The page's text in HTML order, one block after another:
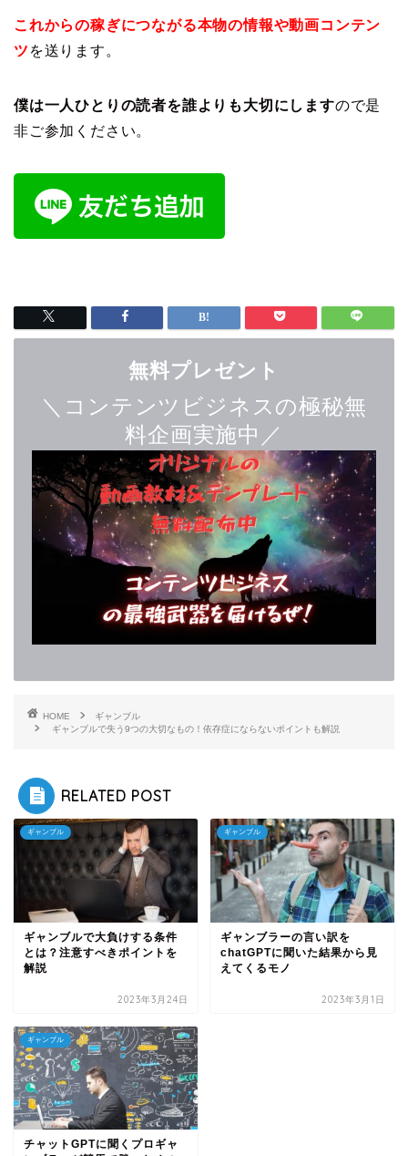
これからの稼ぎにつながる本物の情報や動画コンテン
ツ を送ります。
僕は一人ひとりの読者を誰よりも大切にしますので是
非ご参加ください。
無料プレゼント
＼コンテンツビジネスの極秘無
料企画実施中／
HOME
ギャンブル
ギャンブルで失う9つの大切なもの！依存症にならないポイントも解説
RELATED POST
ギャンブル
ギャンブルで大負けする条件
とは？注意すべきポイントを
解説
2023年3月24日
ギャンブル
ギャンブラーの言い訳を
chatGPTに聞いた結果から見
えてくるモノ
2023年3月1日
ギャンブル
チャットGPTに聞くプロギャ